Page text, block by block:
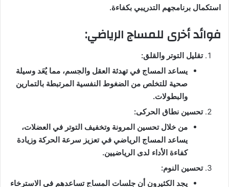
استكمال برنامجهم التدريبي بكفاءة.
فوائد أخرى للمساج الرياضي:
تقليل التوتر والقلق:
يساعد المساج في تهدئة العقل والجسم، مما يُعَد وسيلة
صحية للتخلص من الضغوط النفسية المرتبطة بالتمارين
والبطولات.
تحسين نطاق الحركى:
من خلال تحسين المرونة وتخفيف التوتر في العضلات،
يساعد المساج الرياضي في تعزيز سرعة الحركة وزيادة
كفاءة الأداء لدى الرياضيين.
تحسين النوم:
يجد الكثيرون أن جلسات المساج تساعدهم في الاسترخاء